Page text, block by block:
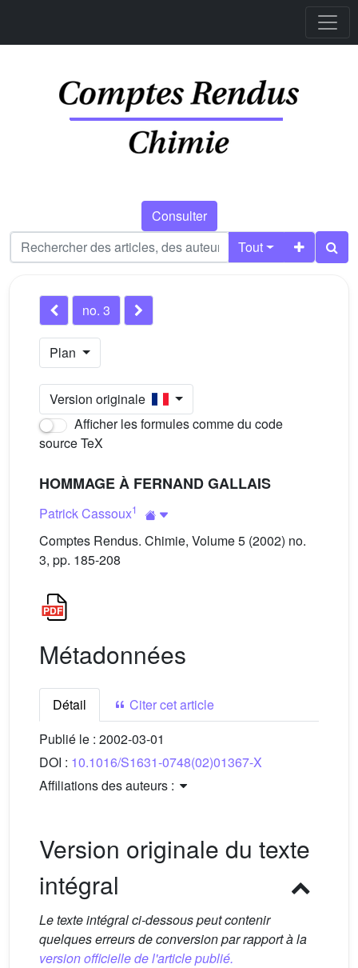
Consulter
Tout
no. 3
Plan
Version originale
Afficher les formules comme du code
source TeX
HOMMAGE À FERNAND GALLAIS
Patrick Cassoux1
Comptes Rendus. Chimie, Volume 5 (2002) no.
3, pp. 185-208
Métadonnées
Détail
Citer cet article
Publié le : 2002-03-01
DOI : 10.1016/S1631-0748(02)01367-X
Affiliations des auteurs :
Version originale du texte
intégral
Le texte intégral ci-dessous peut contenir
quelques erreurs de conversion par rapport à la
version officielle de l'article publié.